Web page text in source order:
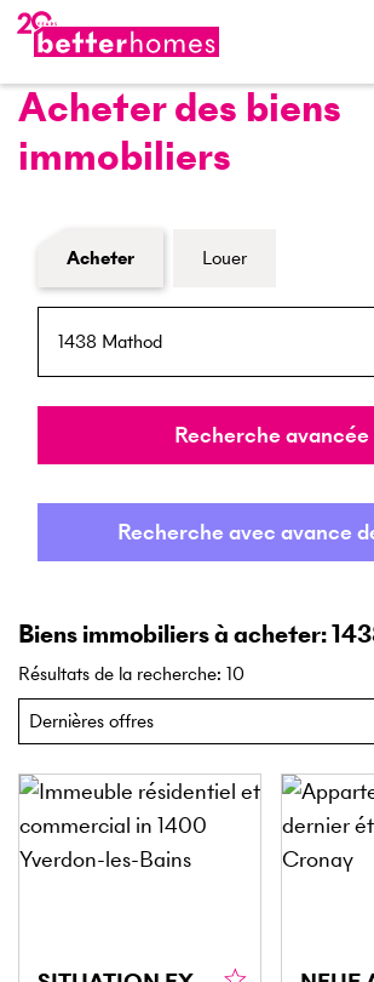
Acheter des biens
immobiliers
Formulaire de recherche de biens
Acheter Louer
NPA / Lieu
Rayon
Recherche avancée
Recherche avec avance
Biens immobiliers à acheter:
Résultats de la recherche: 10